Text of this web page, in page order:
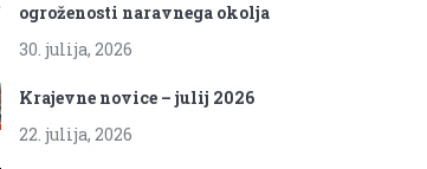
ogroženosti naravnega okolja
30. julija, 2026
Krajevne novice – julij 2026
22. julija, 2026